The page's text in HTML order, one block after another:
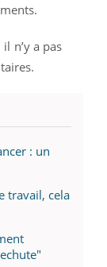
n’y a pas
: un
travail, cela